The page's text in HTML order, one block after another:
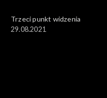
Trzeci punkt widzenia
29.08.2021